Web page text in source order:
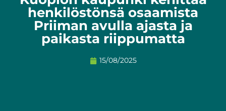
henkilöstönsä osaamista
Priiman avulla ajasta ja
paikasta riippumatta
15/08/2025